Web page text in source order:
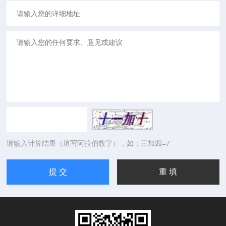
请输入计算结果（填写阿拉伯数字），如：三加四=7